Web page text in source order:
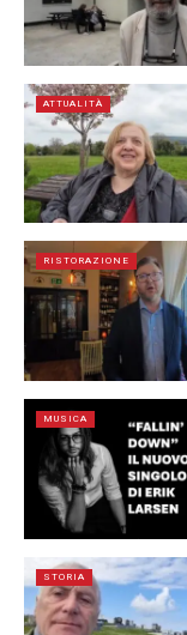
ATTUALITÀ
RISTORAZIONE
MUSICA
STORIA